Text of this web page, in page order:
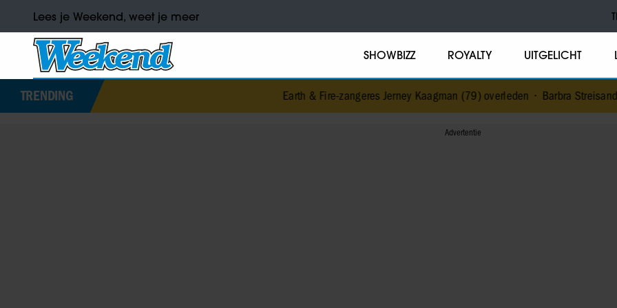
Lees je Weekend, weet je meer
SHOWBIZZ ROYALTY UITGELICHT
TRENDING Earth & Fire-zangeres Jerney Kaagman (79) overleden•Barbra Streisand